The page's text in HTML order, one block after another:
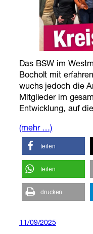
Das BSW im
Bocholt mit
wuchs jedoch die
Mitglieder im
Entwicklung, auf
(mehr …)
teilen
teilen
drucken
11/09/2025